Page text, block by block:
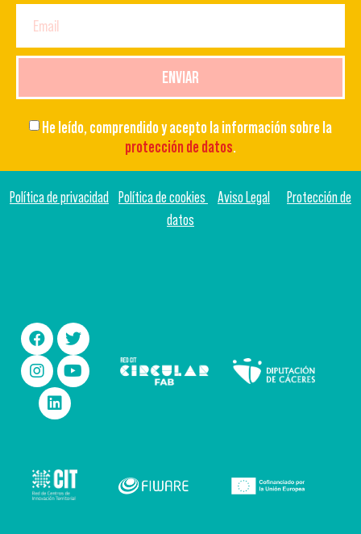
He leído, comprendido y acepto la información sobre la
protección de datos.
ENVIAR
Política de privacidad Política de cookies Aviso Legal
Protección de
datos